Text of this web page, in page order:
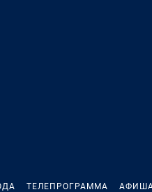
ТЕЛЕПРОГРАММА